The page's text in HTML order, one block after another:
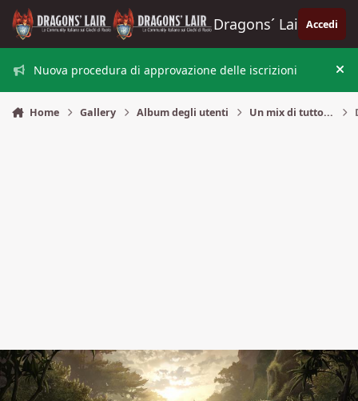
Vai al contenuto
Dragons´ Lair Accedi
Nuova procedura di approvazione delle iscrizioni
Home Gallery Album degli utenti Un mix di tutto...